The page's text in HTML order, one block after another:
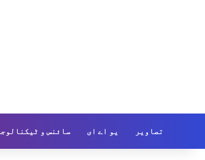
سائنس و یو اے ای تصاویر